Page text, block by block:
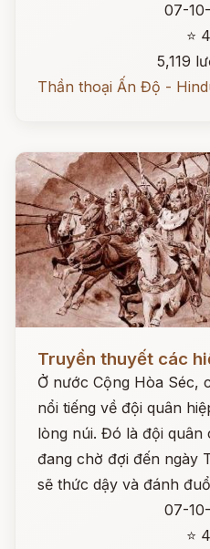
07-
⭐
5,119
Thần thoại Ấn Độ -
Đọc ngay
Truyền thuyết các
Ở nước Cộng Hòa Séc,
nổi tiếng về đội quân
lòng núi. Đó là đội quân
đang chờ đợi đến ngày
sẽ thức dậy và đánh
07-
⭐